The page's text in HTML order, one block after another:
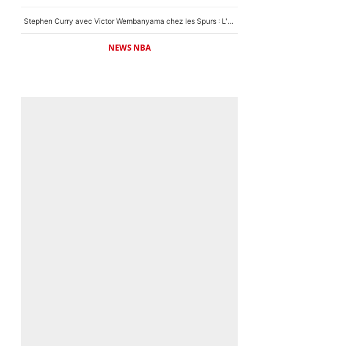
Stephen Curry avec Victor Wembanyama chez les Spurs : L'idée d'un trade historique est lancée en NBA !
NEWS NBA